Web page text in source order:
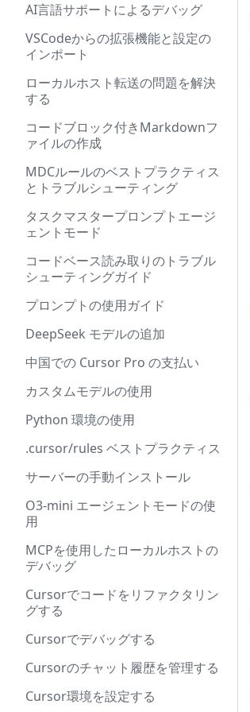
AI言語サポートによるデバッグ
VSCodeからの拡張機能と設定の
インポート
ローカルホスト転送の問題を解決
する
コードブロック付きMarkdownフ
ァイルの作成
MDCルールのベストプラクティス
とトラブルシューティング
タスクマスタープロンプトエージ
ェントモード
コードベース読み取りのトラブル
シューティングガイド
プロンプトの使用ガイド
DeepSeek モデルの追加
中国での Cursor Pro の支払い
カスタムモデルの使用
Python 環境の使用
.cursor/rules ベストプラクティス
サーバーの手動インストール
O3-mini エージェントモードの使
用
MCPを使用したローカルホストの
デバッグ
Cursorでコードをリファクタリン
グする
Cursorでデバッグする
Cursorのチャット履歴を管理する
Cursor環境を設定する